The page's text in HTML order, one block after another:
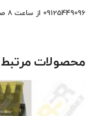
09125449096 از ساعت 8 صبح تا 10 شب
محصولات مرتبط